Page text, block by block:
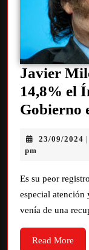
Javier
14,8% el
Gobierno
23/09/2024 |
pm
Es su peor
especial atención
venía de una
Read More